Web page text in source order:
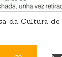
da Cultura de